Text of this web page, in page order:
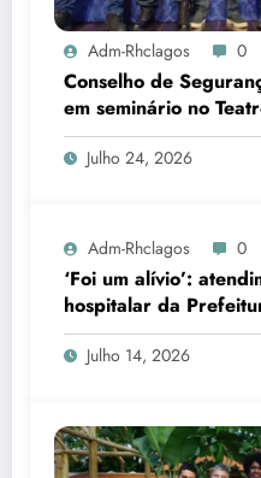
Adm-Rhclagos 0
Conselho de
em seminário no
Julho 24, 2026
Adm-Rhclagos 0
‘Foi um alívio’:
hospitalar da
transforma rotina de
Julho 14, 2026